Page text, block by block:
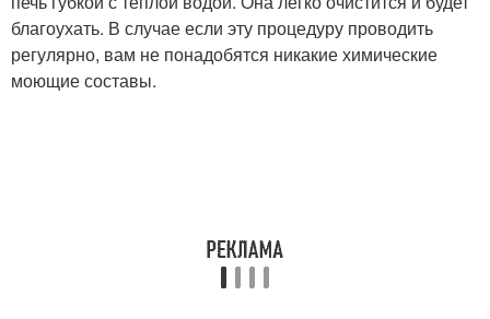
благоухать. В случае если эту процедуру проводить
регулярно, вам не понадобятся никакие химические
моющие составы.